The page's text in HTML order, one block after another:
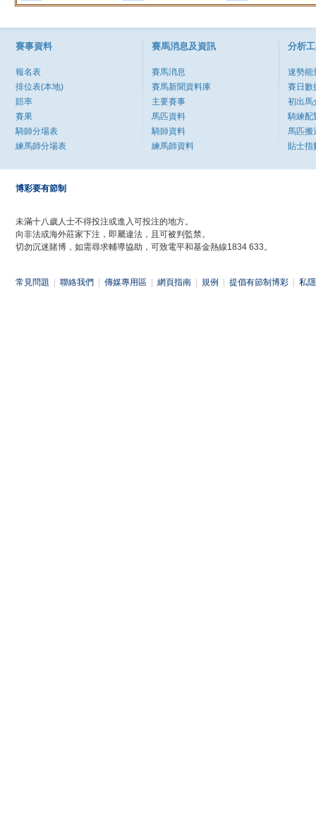
賽事資料
報名表
排位表(本地)
賠率
賽果
騎師分場表
練馬師分場表
賽馬消息及資訊
賽馬消息
賽馬新聞資料庫
主要賽事
馬匹資料
騎師資料
練馬師資料
分析
速勢能
賽日數
初出馬
騎練配
馬匹搬
貼士指
博彩要有節制
未滿十八歲人士不得投注或進入可投注的地方。
向非法或海外莊家下注，即屬違法，且可被判監禁。
切勿沉迷賭博，如需尋求輔導協助，可致電平和基金熱線1834 633。
常見問題 聯絡我們 傳媒專用區 網頁指南 規例 提倡有節制博彩 私